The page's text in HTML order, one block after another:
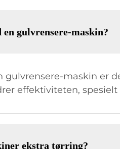
gulvrensere-maskin?
gulvrensere-maskin er
effektiviteten,
ekstra tørring?